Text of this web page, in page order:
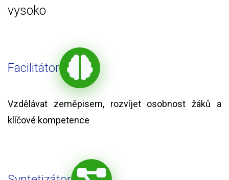
vysoko
Facilitátor
Vzdělávat zeměpisem, rozvíjet osobnost žáků a
klíčové kompetence